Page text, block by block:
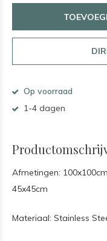
Op voorraad
1-4 dagen
Afmetingen:
45x45cm
Materiaal: Stainless